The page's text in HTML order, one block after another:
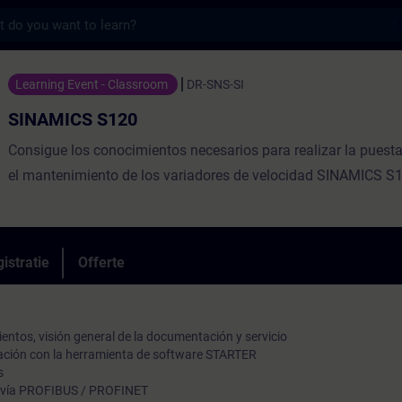
- Training - Opleiding - Bijscholing |
Learning Event - Classroom DR-SNS-SI
SINAMICS S120
Consigue los conocimientos necesarios para realizar la
el mantenimiento de los variadores de velocidad SINAMICS
Offerte
visión general de la documentación y servicio
con la herramienta de software STARTER
PROFIBUS / PROFINET